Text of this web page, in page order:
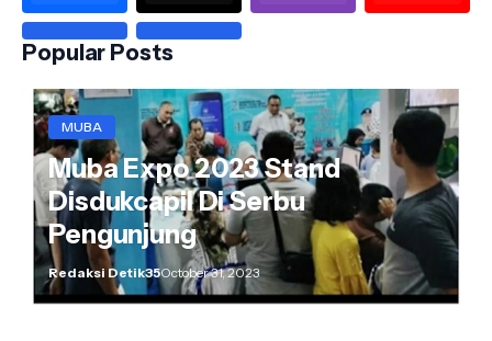
Popular Posts
MUBA
Muba Expo 2023 Stand
Disdukcapil Di Serbu
Pengunjung
Redaksi Detik35October 31, 2023